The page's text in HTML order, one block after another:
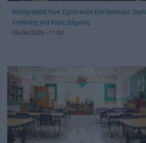
Κατάργηση των Σχολικών Επιτροπών: Ώρα
ευθύνης για τους Δήμους
05/08/2026 - 11:00